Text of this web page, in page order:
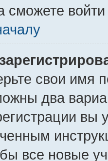
сможете
свои имя
два
вы
все новые